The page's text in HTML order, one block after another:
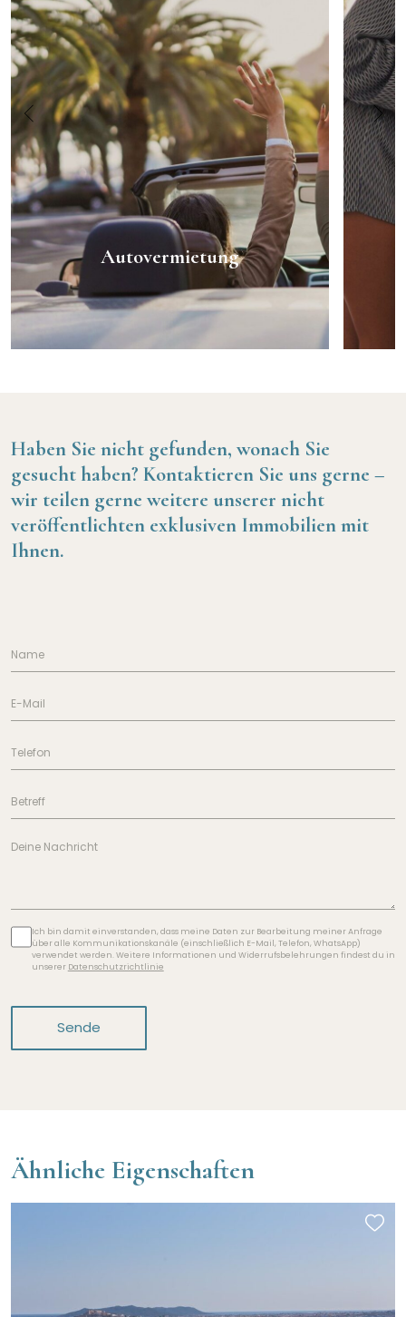
Autovermietung
Haben Sie nicht gefunden, wonach Sie
gesucht haben? Kontaktieren Sie uns gerne –
wir teilen gerne weitere unserer nicht
veröffentlichten exklusiven Immobilien mit
Ihnen.
Ich bin damit einverstanden, dass meine Daten zur Bearbeitung meiner Anfrage
über alle Kommunikationskanäle (einschließlich E-Mail, Telefon, WhatsApp)
verwendet werden. Weitere Informationen und Widerrufsbelehrungen findest du in
unserer Datenschutzrichtlinie
Sende
Ähnliche Eigenschaften